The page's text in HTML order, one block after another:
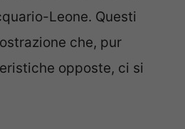
Leone. Questi
che, pur
opposte, ci si